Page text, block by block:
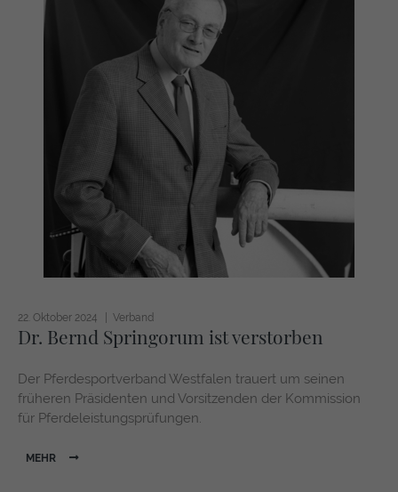
22. Oktober 2024 Verband
Dr. Bernd Springorum ist verstorben
Der Pferdesportverband Westfalen trauert um seinen
früheren Präsidenten und Vorsitzenden der Kommission
für Pferdeleistungsprüfungen.
MEHR